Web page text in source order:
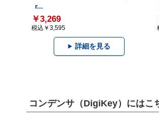
r...
￥3,269
税込￥3,595
詳細を見る
コンデンサ（DigiKey）にはこ